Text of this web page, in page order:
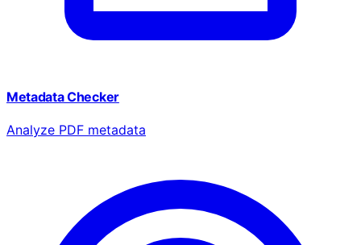
Metadata Checker
Analyze PDF metadata